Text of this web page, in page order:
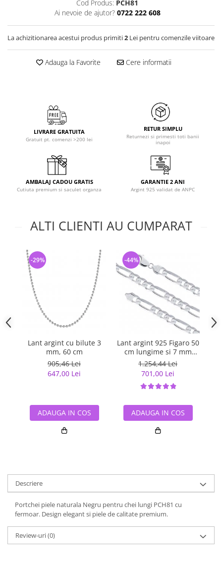
Cod Produs: PCH81
Ai nevoie de ajutor? 0722 222 608
La achizitionarea acestui produs primiti2 Lei pentru comenzile viitoare
Adauga la Favorite Cere informatii
LIVRARE GRATUITA
Gratuit pt. comenzi >200 lei
RETUR SIMPLU
Returnezi si primesti toti banii
inapoi
AMBALAJ CADOU GRATIS
Cutiuta premium si saculet organza
GARANTIE 2 ANI
Argint 925 validat de ANPC
ALTI CLIENTI AU CUMPARAT
Lant argint cu bilute 3
mm, 60 cm
905,46 Lei
647,00 Lei
-29%
ADAUGA IN COS
Lant argint 925 Figaro 50
cm lungime si 7 mm
grosime, Classical You
LSX0201
1.254,44 Lei
701,00 Lei
-44%
ADAUGA IN COS
Descriere
Portchei piele naturala Negru pentru chei lungi PCH81 cu
fermoar. Design elegant si piele de calitate premium.
Review-uri(0)